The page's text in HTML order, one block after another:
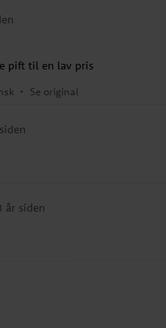
pift til en lav pris
• Se original
år siden